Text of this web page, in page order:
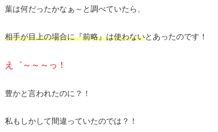
葉は何だったかなぁ～と調べていたら、
相手が目上の場合に『前略』は使わないとあったのです！
え゛～～～っ！
豊かと言われたのに？！
私もしかして間違っていたのでは？！